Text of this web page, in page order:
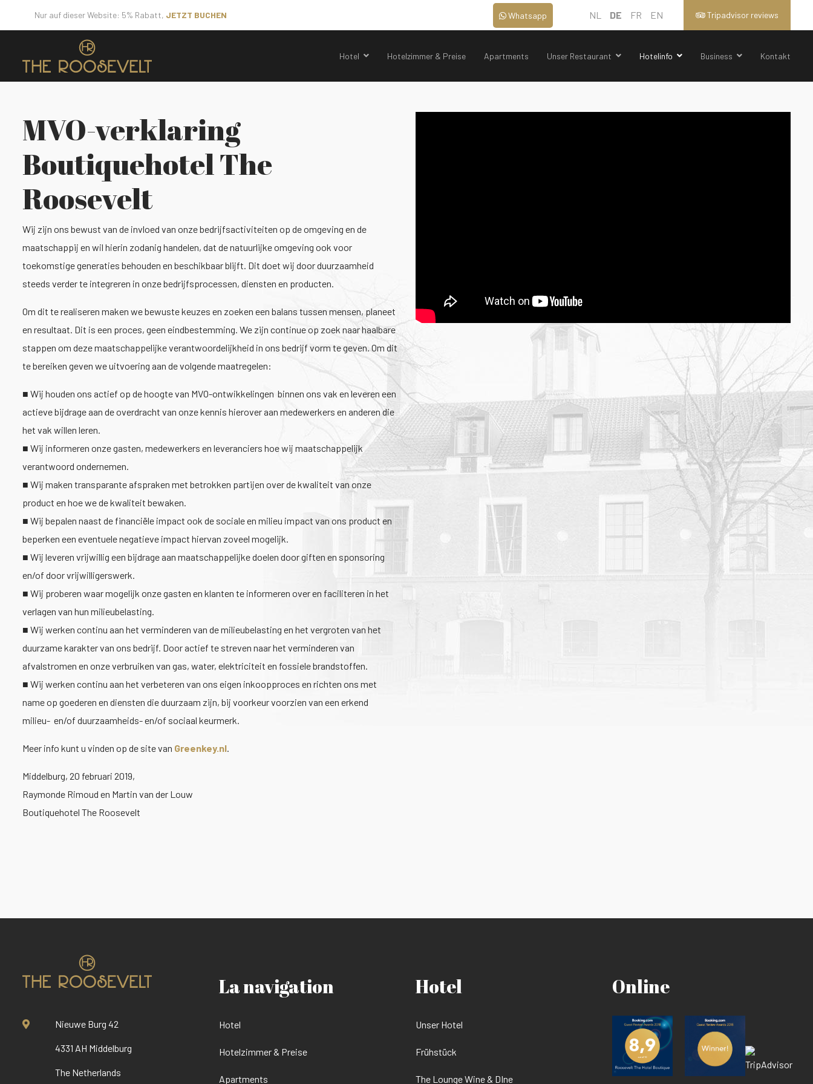
Nur auf dieser Website: 5% Rabatt, JETZT BUCHEN Tripadvisor reviews
NL DE FR EN
Whatsapp
Hotel Hotelzimmer & Preise Apartments Unser Restaurant Hotelinfo Business Kontakt
MVO-verklaring
Boutiquehotel The
Roosevelt
Wij zijn ons bewust van de invloed van onze bedrijfsactiviteiten op de omgeving en de
maatschappij en wil hierin zodanig handelen, dat de natuurlijke omgeving ook voor
toekomstige generaties behouden en beschikbaar blijft. Dit doet wij door duurzaamheid
steeds verder te integreren in onze bedrijfsprocessen, diensten en producten.
Om dit te realiseren maken we bewuste keuzes en zoeken een balans tussen mensen, planeet
en resultaat. Dit is een proces, geen eindbestemming. We zijn continue op zoek naar haalbare
stappen om deze maatschappelijke verantwoordelijkheid in ons bedrijf vorm te geven. Om dit
te bereiken geven we uitvoering aan de volgende maatregelen:
■ Wij houden ons actief op de hoogte van MVO-ontwikkelingen binnen ons vak en leveren een
actieve bijdrage aan de overdracht van onze kennis hierover aan medewerkers en anderen die
het vak willen leren.
■ Wij informeren onze gasten, medewerkers en leveranciers hoe wij maatschappelijk
verantwoord ondernemen.
■ Wij maken transparante afspraken met betrokken partijen over de kwaliteit van onze
product en hoe we de kwaliteit bewaken.
■ Wij bepalen naast de financiële impact ook de sociale en milieu impact van ons product en
beperken een eventuele negatieve impact hiervan zoveel mogelijk.
■ Wij leveren vrijwillig een bijdrage aan maatschappelijke doelen door giften en sponsoring
en/of door vrijwilligerswerk.
■ Wij proberen waar mogelijk onze gasten en klanten te informeren over en faciliteren in het
verlagen van hun milieubelasting.
■ Wij werken continu aan het verminderen van de milieubelasting en het vergroten van het
duurzame karakter van ons bedrijf. Door actief te streven naar het verminderen van
afvalstromen en onze verbruiken van gas, water, elektriciteit en fossiele brandstoffen.
■ Wij werken continu aan het verbeteren van ons eigen inkoopproces en richten ons met
name op goederen en diensten die duurzaam zijn, bij voorkeur voorzien van een erkend
milieu- en/of duurzaamheids- en/of sociaal keurmerk.
Meer info kunt u vinden op de site van Greenkey.nl.
Middelburg, 20 februari 2019,
Raymonde Rimoud en Martin van der Louw
Boutiquehotel The Roosevelt
Nieuwe Burg 42
4331 AH Middelburg
The Netherlands
La navigation
Hotel
Hotelzimmer & Preise
Apartments
Hotel
Unser Hotel
Frühstück
The Lounge Wine & DIne
Online